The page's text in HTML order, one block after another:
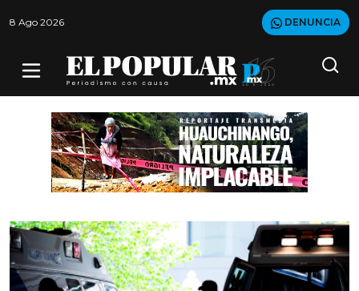
8 Ago 2026 DENUNCIA